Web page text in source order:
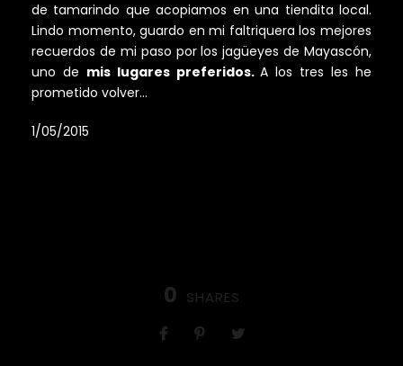
de tamarindo que acopiamos en una tiendita local.
Lindo momento, guardo en mi faltriquera los mejores
recuerdos de mi paso por los jagüeyes de Mayascón,
uno de mis lugares preferidos.A los tres les he
prometido volver…
1/05/2015
0 SHARES